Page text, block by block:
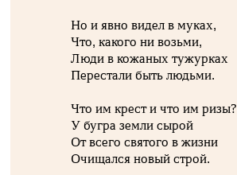
Но и явно видел в муках,
Что, какого ни возьми,
Люди в кожаных тужурках
Перестали быть людьми.
Что им крест и что им ризы?
У бугра земли сырой
От всего святого в жизни
Очищался новый строй.